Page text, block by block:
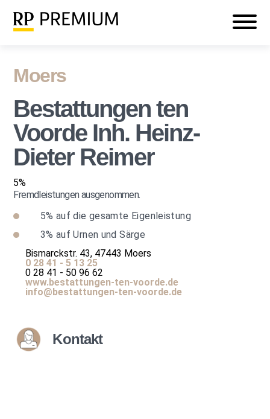
Login
Moers
Bestattungen ten
Voorde Inh. Heinz-
Dieter Reimer
5%
Fremdleistungen ausgenommen.
5% auf die gesamte Eigenleistung
3% auf Urnen und Särge
Bismarckstr. 43, 47443 Moers
0 28 41 - 5 13 25
0 28 41 - 50 96 62
www.bestattungen-ten-voorde.de
info@bestattungen-ten-voorde.de
Kontakt